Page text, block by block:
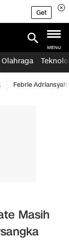
Get
MENU
Olahraga
Febrie Adriansyah
Masih